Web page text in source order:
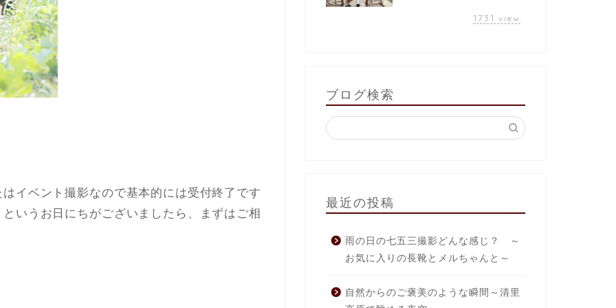
イベント撮影なので基本的には受付終了です
いうお日にちがございましたら、まずはご相
1731 view
ブログ検索
最近の投稿
雨の日の七五三撮影どんな感じ？ ～
お気に入りの長靴とメルちゃんと～
自然からのご褒美のような瞬間～清里